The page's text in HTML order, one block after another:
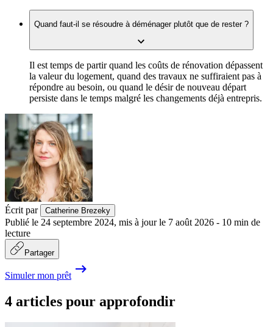
Quand faut-il se résoudre à déménager plutôt que de rester ?
Il est temps de partir quand les coûts de rénovation dépassent
la valeur du logement, quand des travaux ne suffiraient pas à
répondre au besoin, ou quand le désir de nouveau départ
persiste dans le temps malgré les changements déjà entrepris.
Écrit par Catherine Brezeky
Publié le 24 septembre 2024, mis à jour le 7 août 2026 - 10 min de
lecture
Partager
Simuler mon prêt
4 articles pour approfondir